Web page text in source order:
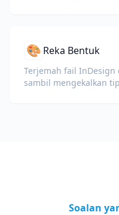
🎨 Reka Bentuk
Terjemah fail InDesign
sambil mengekalkan
Soalan